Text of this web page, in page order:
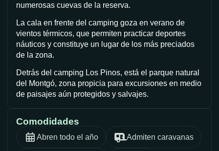
numerosas cuevas de la reserva.
La cala en frente del camping goza en verano de
vientos térmicos, que permiten practicar deportes
náuticos y constituye un lugar de los más preciados
de la zona.
Detrás del camping Los Pinos, está el parque natural
del Montgó, zona propicia para excursiones en medio
de paisajes aún protegidos y salvajes.
Comodidades
Abren todo el año Admiten caravanas